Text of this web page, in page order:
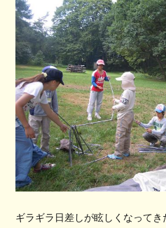
ギラギラ日差しが眩しくなって